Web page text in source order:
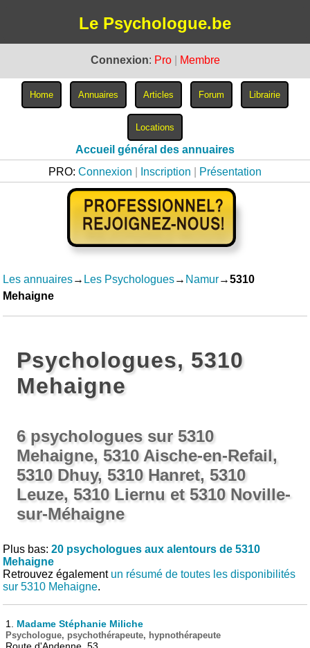
Le Psychologue.be
Connexion: Pro Membre
Accueil général des annuaires
PRO: Connexion Inscription Présentation
Les annuaires→ Les Psychologues→ Namur→5310
Mehaigne
Psychologues, 5310
Mehaigne
6 psychologues sur 5310
Mehaigne, 5310 Aische-en-Refail,
5310 Dhuy, 5310 Hanret, 5310
Leuze, 5310 Liernu et 5310 Noville-
sur-Méhaigne
Plus bas:20 psychologues aux alentours de 5310
Mehaigne
Retrouvez également un résumé de toutes les disponibilités
sur 5310 Mehaigne.
1. Madame Stéphanie Miliche
Psychologue, psychothérapeute, hypnothérapeute